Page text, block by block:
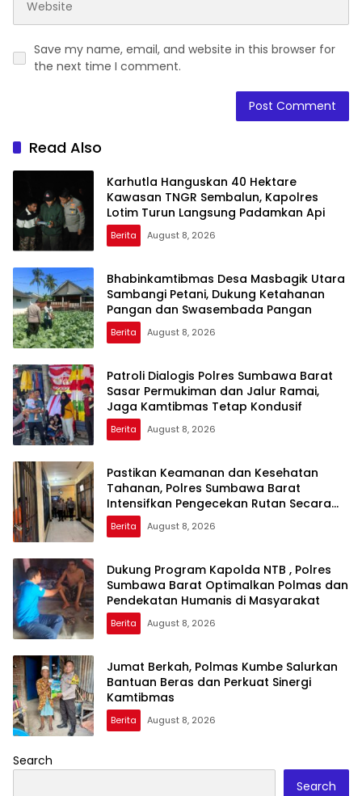
Save my name, email, and website in this browser for
the next time I comment.
Read Also
Karhutla Hanguskan 40 Hektare
Kawasan TNGR Sembalun, Kapolres
Lotim Turun Langsung Padamkan Api
Berita August 8, 2026
Bhabinkamtibmas Desa Masbagik Utara
Sambangi Petani, Dukung Ketahanan
Pangan dan Swasembada Pangan
Berita August 8, 2026
Patroli Dialogis Polres Sumbawa Barat
Sasar Permukiman dan Jalur Ramai,
Jaga Kamtibmas Tetap Kondusif
Berita August 8, 2026
Pastikan Keamanan dan Kesehatan
Tahanan, Polres Sumbawa Barat
Intensifkan Pengecekan Rutan Secara
Berkala
Berita August 8, 2026
Dukung Program Kapolda NTB , Polres
Sumbawa Barat Optimalkan Polmas dan
Pendekatan Humanis di Masyarakat
Berita August 8, 2026
Jumat Berkah, Polmas Kumbe Salurkan
Bantuan Beras dan Perkuat Sinergi
Kamtibmas
Berita August 8, 2026
Search
Search